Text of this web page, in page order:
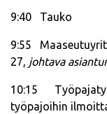
9:40 Tauko
9:55
27, johtava
10:15
työpajoihin